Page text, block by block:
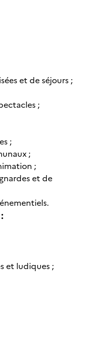
et de séjours ;
;
;
;
;
et de
et ludiques ;